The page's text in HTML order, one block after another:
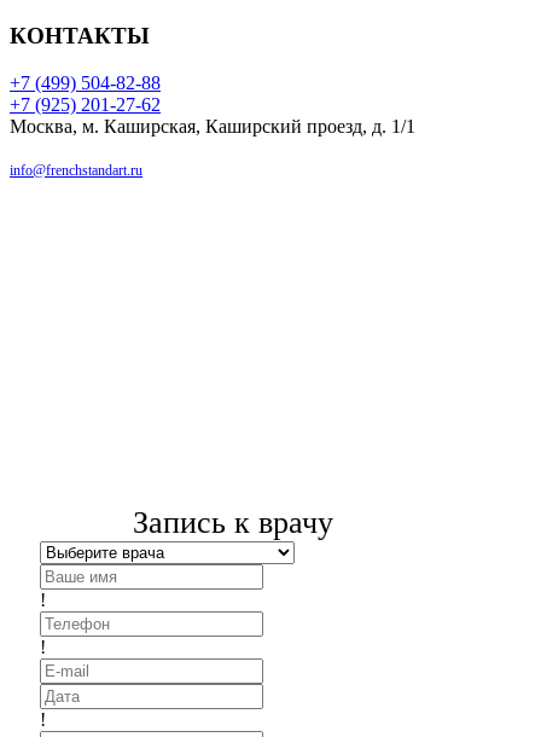
КОНТАКТЫ
+7 (499) 504-82-88
+7 (925) 201-27-62
Москва, м. Каширская, Каширский проезд, д. 1/1
info@frenchstandart.ru
Запись к врачу
!
!
!